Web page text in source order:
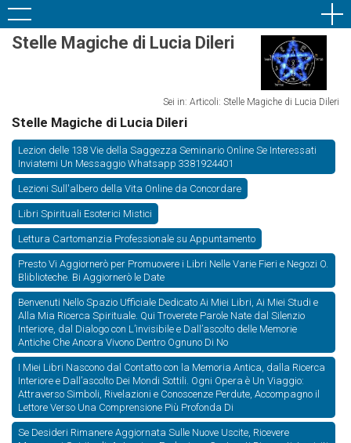
Stelle Magiche di Lucia Dileri
Sei in: Articoli: Stelle Magiche di Lucia Dileri
Stelle Magiche di Lucia Dileri
Lezion delle 138 Vie della Saggezza Seminario Online Se Interessati
Inviatemi Un Messaggio Whatsapp 3381924401
Lezioni Sull'albero della Vita Online da Concordare
Libri Spirituali Esoterici Mistici
Lettura Cartomanzia Professionale su Appuntamento
Presto Vi Aggiornerò per Promuovere i Libri Nelle Varie Fieri e Negozi O.
Bliblioteche. Bi Aggiornerò le Date
Benvenuti Nello Spazio Ufficiale Dedicato Ai Miei Libri, Ai Miei Studi e
Alla Mia Ricerca Spirituale. Qui Troverete Parole Nate dal Silenzio
Interiore, dal Dialogo con L’invisibile e Dall’ascolto delle Memorie
Antiche Che Ancora Vivono Dentro Ognuno Di No
I Miei Libri Nascono dal Contatto con la Memoria Antica, dalla Ricerca
Interiore e Dall’ascolto Dei Mondi Sottili. Ogni Opera è Un Viaggio:
Attraverso Simboli, Rivelazioni e Conoscenze Perdute, Accompagno il
Lettore Verso Una Comprensione Più Profonda Di
Se Desideri Rimanere Aggiornata Sulle Nuove Uscite, Ricevere